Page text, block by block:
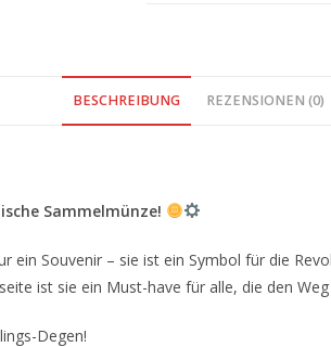
BESCHREIBUNG REZENSIONEN (0)
Sammelmünze!
ein Souvenir – sie ist ein Symbol für die
ist sie ein Must-have für alle, die den
Degen!